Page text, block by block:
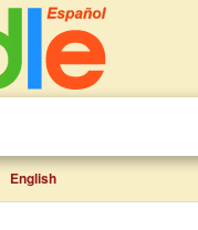
English